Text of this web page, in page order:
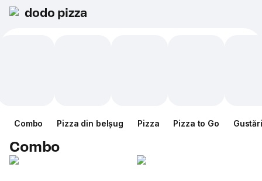
dodo pizza
Combo Pizza din belșug Pizza Pizza to Go Gustări
Combo